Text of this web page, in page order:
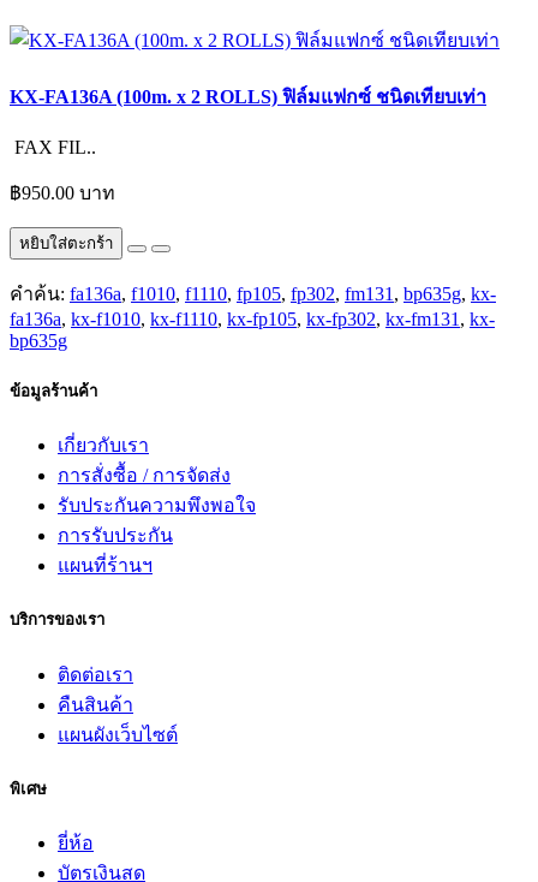
KX-FA136A (100m. x 2 ROLLS) ฟิล์มแฟกซ์ ชนิดเทียบเท่า
FAX FIL..
฿950.00 บาท
หยิบใส่ตะกร้า
คำค้น: fa136a, f1010, f1110, fp105, fp302, fm131 , bp635g, kx-
fa136a, kx-f1010, kx-f1110, kx-fp105, kx-fp302, kx-fm131 , kx-
bp635g
ข้อมูลร้านค้า
เกี่ยวกับเรา
การสั่งซื้อ / การจัดส่ง
รับประกันความพึงพอใจ
การรับประกัน
แผนที่ร้านฯ
บริการของเรา
ติดต่อเรา
คืนสินค้า
แผนผังเว็บไซต์
พิเศษ
ยี่ห้อ
บัตรเงินสด